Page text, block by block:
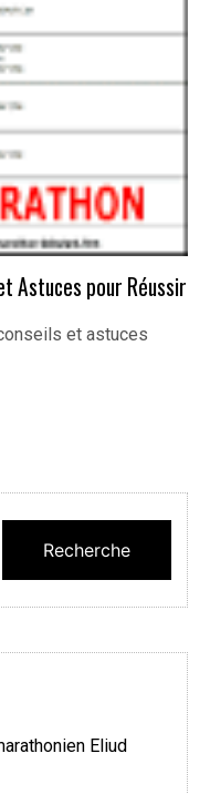
Astuces pour Réussir
et astuces
Recherche
Eliud